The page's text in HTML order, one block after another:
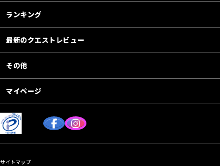
ランキング
最新のクエストレビュー
その他
マイページ
サイトマップ